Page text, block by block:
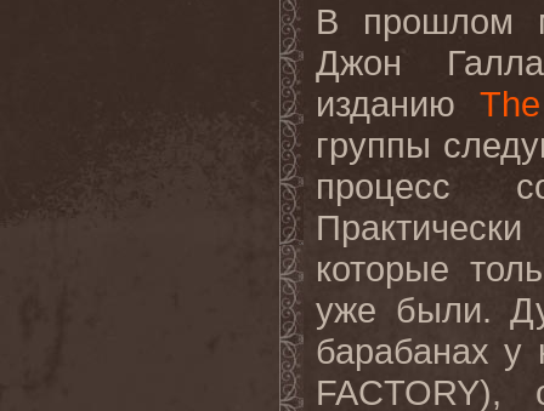
В прошлом
Джон
изданию The
группы
процесс
которые
уже были.
барабанах
FACTORY),